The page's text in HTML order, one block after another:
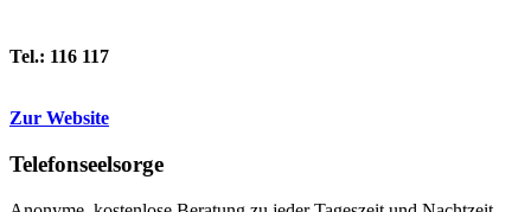
Tel.: 116 117
Zur Website
Telefonseel­sorge